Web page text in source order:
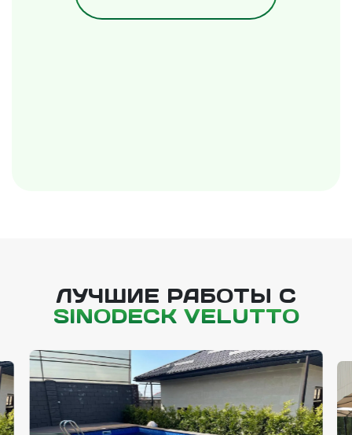
ЛУЧШИЕ РАБОТЫ С
SINODECK VELUTTO